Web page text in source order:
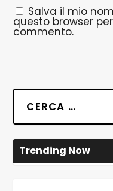
Salva il mio
questo browser
commento.
Trending Now